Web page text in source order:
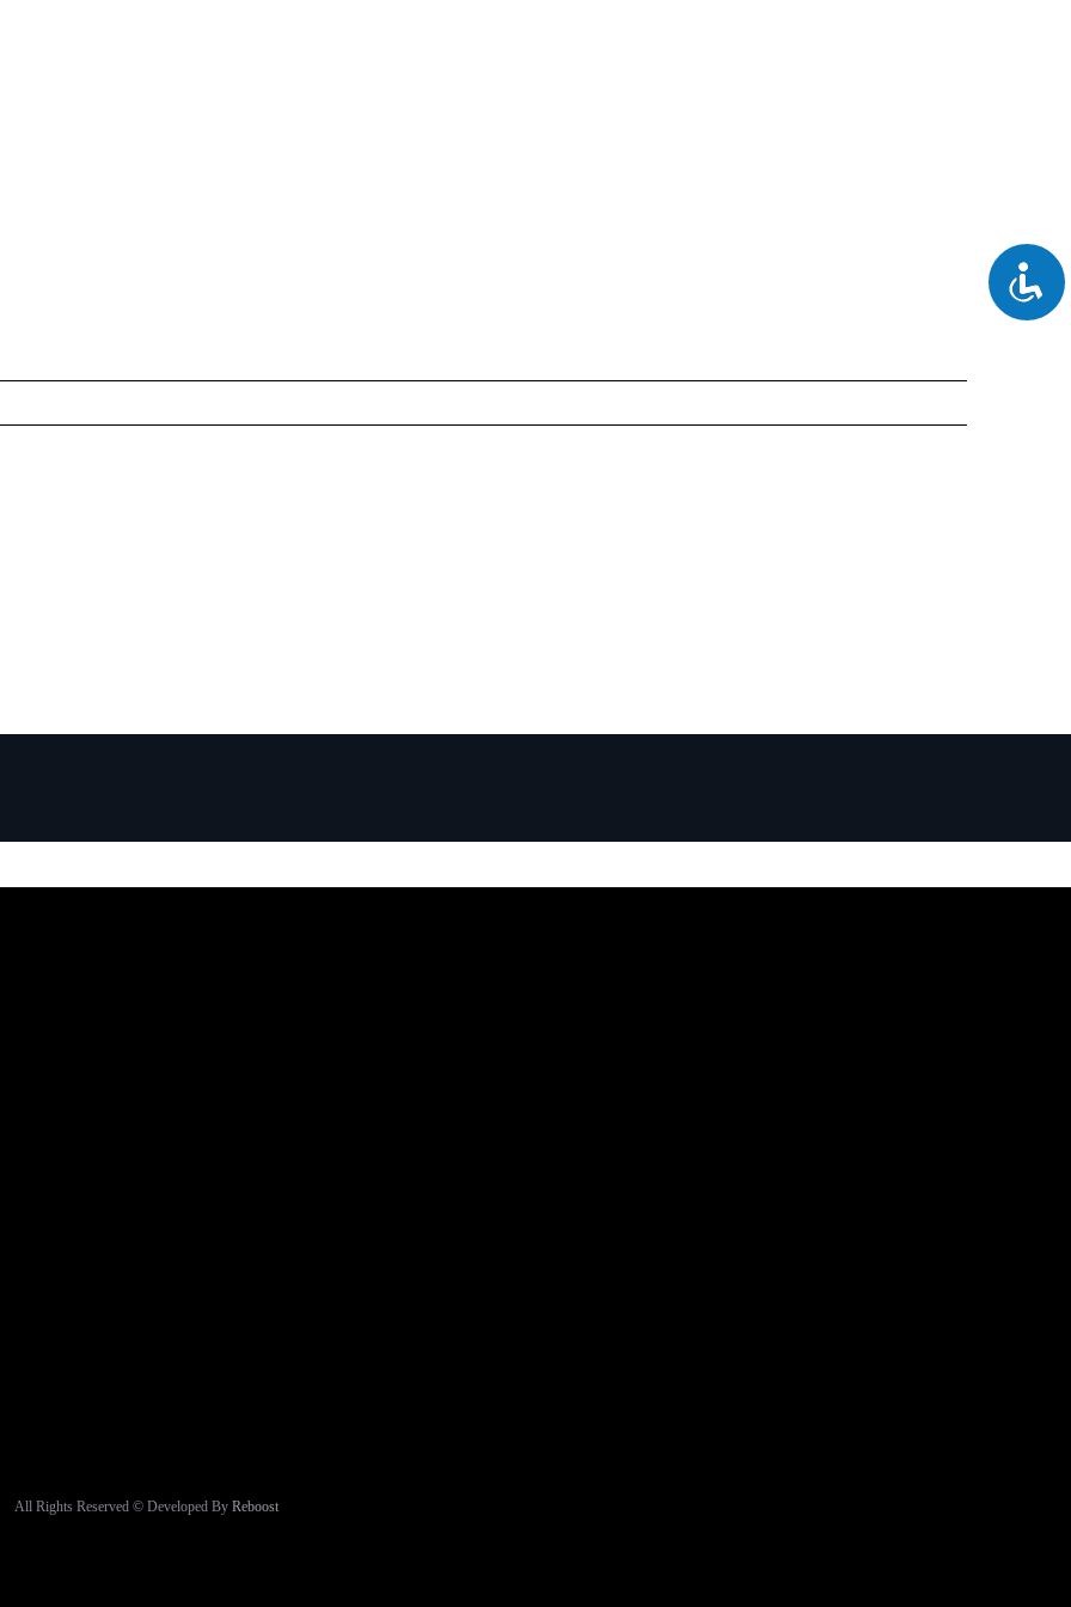
All Rights Reserved © Developed By Reboost